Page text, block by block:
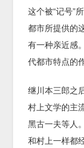
这个被“记号”
都市所提供的
有一种亲近感
代都市特点的
继川本三郎之
村上文学的主
黑古一夫等人
和村上一样都